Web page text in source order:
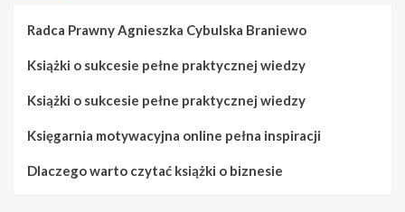
Radca Prawny Agnieszka Cybulska Braniewo
Książki o sukcesie pełne praktycznej wiedzy
Książki o sukcesie pełne praktycznej wiedzy
Księgarnia motywacyjna online pełna inspiracji
Dlaczego warto czytać książki o biznesie